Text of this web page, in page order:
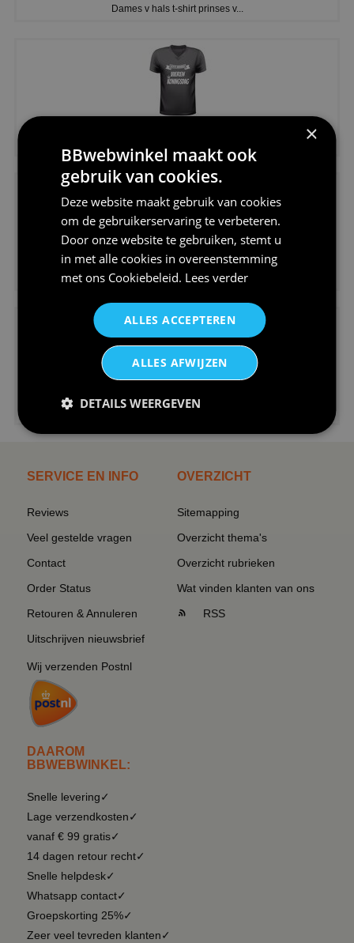
Dames v hals t-shirt prinses v...
€24,95
V-hals shirt rood wit blauw st...
I love korfbal t-shirt sport s...
SERVICE EN INFO
Reviews
Veel gestelde vragen
Contact
Order Status
Retouren & Annuleren
Uitschrijven nieuwsbrief
Wij verzenden Postnl
DAAROM
BBWEBWINKEL:
Snelle levering✓
Lage verzendkosten✓
vanaf € 99 gratis✓
14 dagen retour recht✓
Snelle helpdesk✓
Whatsapp contact✓
Groepskorting 25%✓
Zeer veel tevreden klanten✓
OVERZICHT
Sitemapping
Overzicht thema's
Overzicht rubrieken
Wat vinden klanten van ons
RSS
×
BBwebwinkel maakt ook
gebruik van cookies.
Deze website maakt gebruik van cookies
om de gebruikerservaring te verbeteren.
Door onze website te gebruiken, stemt u
in met alle cookies in overeenstemming
met ons Cookiebeleid. Lees verder
ALLES ACCEPTEREN
ALLES AFWIJZEN
DETAILS WEERGEVEN